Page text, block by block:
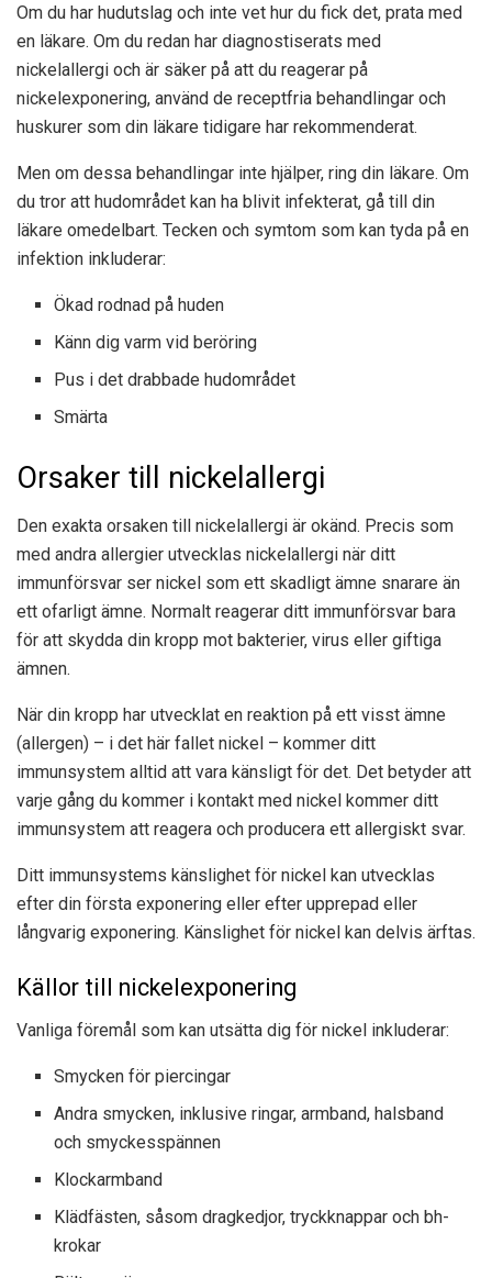
Om du har hudutslag och inte vet hur du fick det, prata med
en läkare. Om du redan har diagnostiserats med
nickelallergi och är säker på att du reagerar på
nickelexponering, använd de receptfria behandlingar och
huskurer som din läkare tidigare har rekommenderat.
Men om dessa behandlingar inte hjälper, ring din läkare. Om
du tror att hudområdet kan ha blivit infekterat, gå till din
läkare omedelbart. Tecken och symtom som kan tyda på en
infektion inkluderar:
Ökad rodnad på huden
Känn dig varm vid beröring
Pus i det drabbade hudområdet
Smärta
Orsaker till nickelallergi
Den exakta orsaken till nickelallergi är okänd. Precis som
med andra allergier utvecklas nickelallergi när ditt
immunförsvar ser nickel som ett skadligt ämne snarare än
ett ofarligt ämne. Normalt reagerar ditt immunförsvar bara
för att skydda din kropp mot bakterier, virus eller giftiga
ämnen.
När din kropp har utvecklat en reaktion på ett visst ämne
(allergen) – i det här fallet nickel – kommer ditt
immunsystem alltid att vara känsligt för det. Det betyder att
varje gång du kommer i kontakt med nickel kommer ditt
immunsystem att reagera och producera ett allergiskt svar.
Ditt immunsystems känslighet för nickel kan utvecklas
efter din första exponering eller efter upprepad eller
långvarig exponering. Känslighet för nickel kan delvis ärftas.
Källor till nickelexponering
Vanliga föremål som kan utsätta dig för nickel inkluderar:
Smycken för piercingar
Andra smycken, inklusive ringar, armband, halsband
och smyckesspännen
Klockarmband
Klädfästen, såsom dragkedjor, tryckknappar och bh-
krokar